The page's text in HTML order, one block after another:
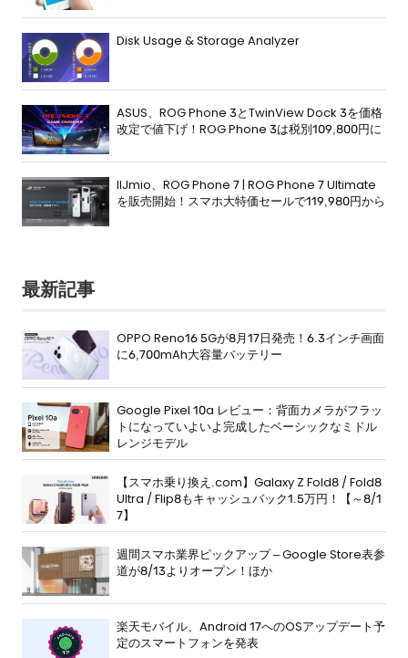
Disk Usage & Storage Analyzer
ASUS、ROG Phone 3とTwinView Dock 3を価格
改定で値下げ！ROG Phone 3は税別109,800円に
IIJmio、ROG Phone 7 | ROG Phone 7 Ultimate
を販売開始！スマホ大特価セールで119,980円から
最新記事
OPPO Reno16 5Gが8月17日発売！6.3インチ画面
に6,700mAh大容量バッテリー
Google Pixel 10a レビュー：背面カメラがフラッ
トになっていよいよ完成したベーシックなミドル
レンジモデル
【スマホ乗り換え.com】Galaxy Z Fold8 / Fold8
Ultra / Flip8もキャッシュバック1.5万円！【～8/1
7】
週間スマホ業界ピックアップ – Google Store表参
道が8/13よりオープン！ほか
楽天モバイル、Android 17へのOSアップデート予
定のスマートフォンを発表